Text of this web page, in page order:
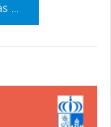
...